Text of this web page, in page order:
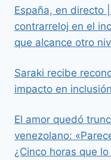
España, en directo
contrarreloj en el
que alcance otro
Saraki recibe
impacto en inclusión
El amor quedó
venezolano:
¿Cinco horas que